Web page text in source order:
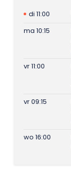
di 11:00
ma 10:15
vr 11:00
vr 09:15
wo 16:00